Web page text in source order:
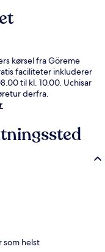
kørsel fra Göreme
faciliteter inkluderer
til kl. 10.00. Uchisar
derfra.
som helst